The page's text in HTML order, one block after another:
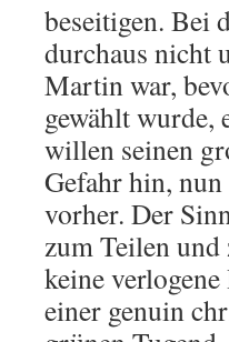
beseitigen. Bei
durchaus nicht
Martin war,
gewählt wurde,
willen seinen
Gefahr hin, nun
vorher. Der
zum Teilen
keine
einer genuin